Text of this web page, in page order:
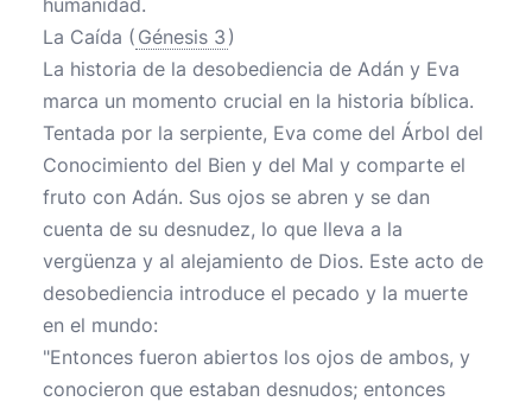
humanidad.
La Caída ( Génesis 3 )
La historia de la desobediencia de Adán y Eva
marca un momento crucial en la historia bíblica.
Tentada por la serpiente, Eva come del Árbol del
Conocimiento del Bien y del Mal y comparte el
fruto con Adán. Sus ojos se abren y se dan
cuenta de su desnudez, lo que lleva a la
vergüenza y al alejamiento de Dios. Este acto de
desobediencia introduce el pecado y la muerte
en el mundo:
"Entonces fueron abiertos los ojos de ambos, y
conocieron que estaban desnudos; entonces